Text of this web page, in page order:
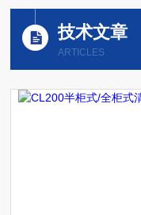
技术文章
ARTICLES